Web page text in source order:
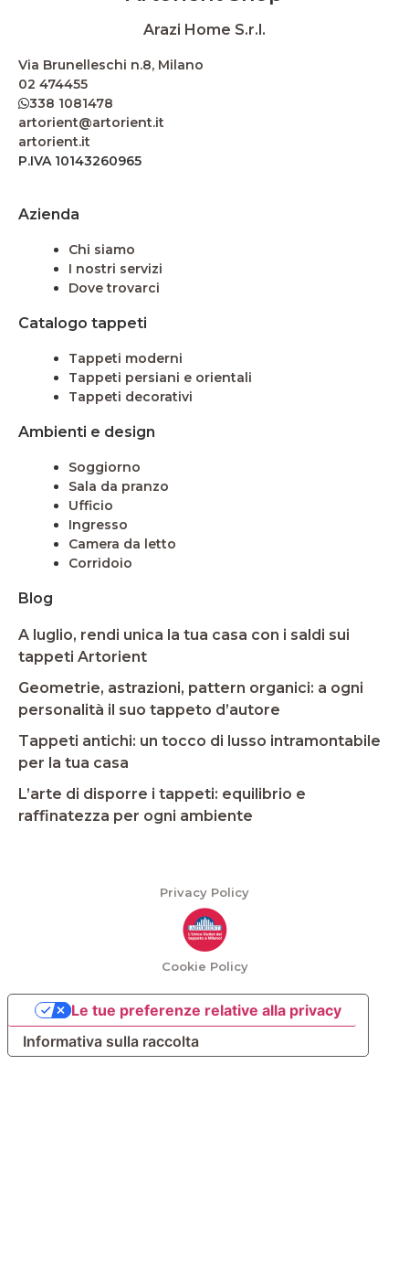
Arazi Home S.r.l.
Via Brunelleschi n.8, Milano
02 474455
338 1081478
artorient@artorient.it
artorient.it
P.IVA 10143260965
Azienda
Chi siamo
I nostri servizi
Dove trovarci
Catalogo tappeti
Tappeti moderni
Tappeti persiani e orientali
Tappeti decorativi
Ambienti e design
Soggiorno
Sala da pranzo
Ufficio
Ingresso
Camera da letto
Corridoio
Blog
A luglio, rendi unica la tua casa con i saldi sui
tappeti Artorient
Geometrie, astrazioni, pattern organici: a ogni
personalità il suo tappeto d’autore
Tappeti antichi: un tocco di lusso intramontabile
per la tua casa
L’arte di disporre i tappeti: equilibrio e
raffinatezza per ogni ambiente
Privacy Policy
Cookie Policy
Informativa sulla raccolta
Le tue preferenze relative alla privacy